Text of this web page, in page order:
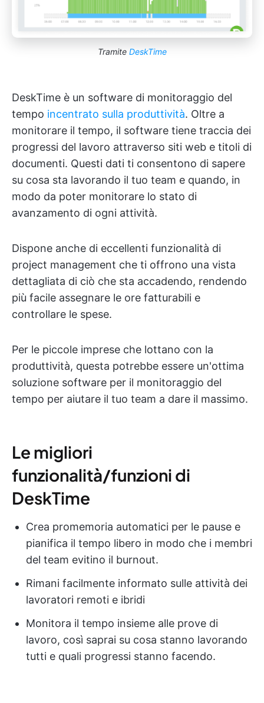
Tramite DeskTime
DeskTime è un software di monitoraggio del
tempo incentrato sulla produttività. Oltre a
monitorare il tempo, il software tiene traccia dei
progressi del lavoro attraverso siti web e titoli di
documenti. Questi dati ti consentono di sapere
su cosa sta lavorando il tuo team e quando, in
modo da poter monitorare lo stato di
avanzamento di ogni attività.
Dispone anche di eccellenti funzionalità di
project management che ti offrono una vista
dettagliata di ciò che sta accadendo, rendendo
più facile assegnare le ore fatturabili e
controllare le spese.
Per le piccole imprese che lottano con la
produttività, questa potrebbe essere un'ottima
soluzione software per il monitoraggio del
tempo per aiutare il tuo team a dare il massimo.
Le migliori
funzionalità/funzioni di
DeskTime
Crea promemoria automatici per le pause e
pianifica il tempo libero in modo che i membri
del team evitino il burnout.
Rimani facilmente informato sulle attività dei
lavoratori remoti e ibridi
Monitora il tempo insieme alle prove di
lavoro, così saprai su cosa stanno lavorando
tutti e quali progressi stanno facendo.